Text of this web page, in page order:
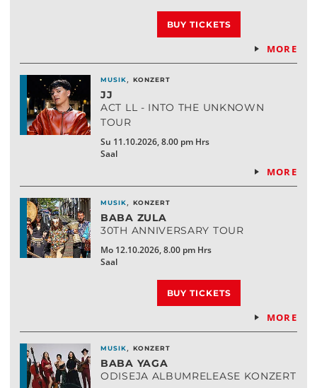
MORE
BUY TICKETS
MUSIK, KONZERT
JJ
ACT LL - INTO THE UNKNOWN
TOUR
Su 11.10.2026, 8.00 pm Hrs
Saal
MORE
MUSIK, KONZERT
BABA ZULA
30TH ANNIVERSARY TOUR
Mo 12.10.2026, 8.00 pm Hrs
Saal
MORE
BUY TICKETS
MUSIK, KONZERT
BABA YAGA
ODISEJA ALBUMRELEASE KONZERT